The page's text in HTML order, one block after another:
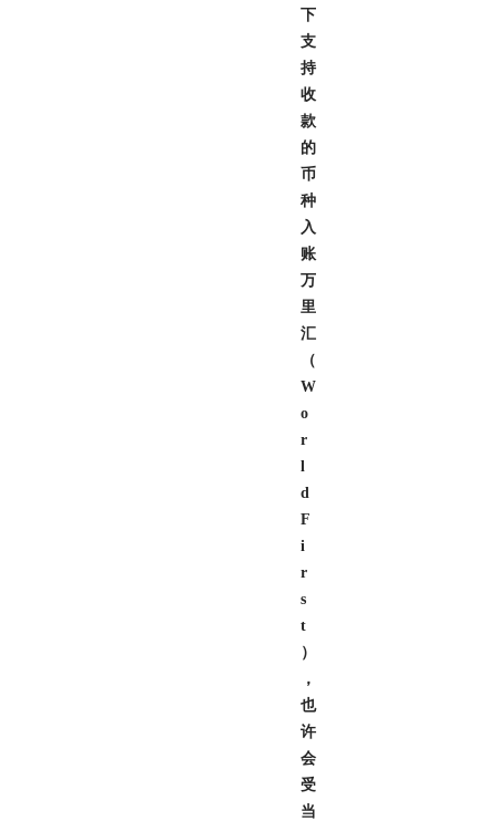
下
支
持
收
款
的
币
种
入
账
万
里
汇
（
W
o
r
l
d
F
i
r
s
t
）
，
也
许
会
受
当